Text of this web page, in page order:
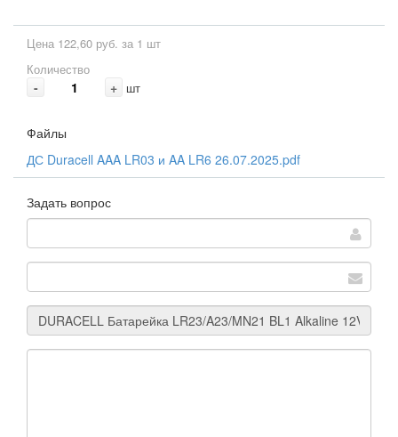
Цена 122,60 руб. за 1 шт
Количество
- + шт
Файлы
ДС Duracell AAA LR03 и AA LR6 26.07.2025.pdf
Задать вопрос